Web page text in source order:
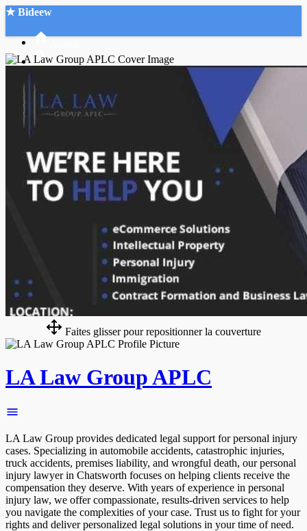
★ Bideew
Recherche Avancée
Mon compte
Connexion
Créer un compte
Faites glisser pour repositionner la couverture
LA Law Group APLC
LA Law Group provides dedicated legal support for personal injury
cases. Specializing in automobile accidents, catastrophic injuries,
truck accidents, premises liability, and wrongful death, our personal
injury lawyer in Chatsworth focuses on helping clients receive the
compensation they deserve. With years of experience in personal
injury law, we offer compassionate, results-driven services to help
you navigate the complexities of your case. Trust us to fight for your
rights and deliver personalized legal solutions in your time of need.